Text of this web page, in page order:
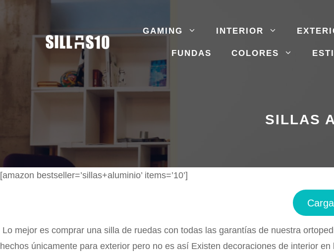
contenido
GAMING INTERIOR
FUNDAS COLORES
SILLAS
[amazon bestseller=’sillas+aluminio’ items=’10’]
Lo mejor es comprar una silla de ruedas con todas las garantías de nuestra
hechos únicamente para exterior pero no es así Existen decoraciones de interior